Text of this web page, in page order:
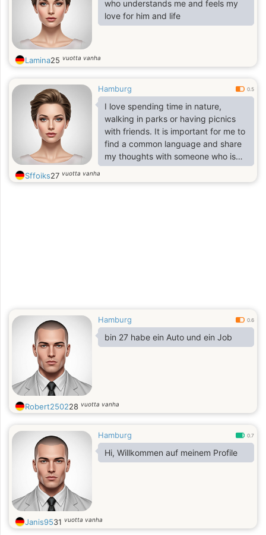
who understands me and feels my
love for him and life
Lamina25 vuotta vanha
Hamburg 0.5
I love spending time in nature,
walking in parks or having picnics
with friends. It is important for me to
find a common language and share
my thoughts with someone who is
close to me.
Sffoiks27 vuotta vanha
Hamburg 0.6
bin 27 habe ein Auto und ein Job
Robert250228 vuotta vanha
Hamburg 0.7
Hi, Willkommen auf meinem Profile
Janis9531 vuotta vanha